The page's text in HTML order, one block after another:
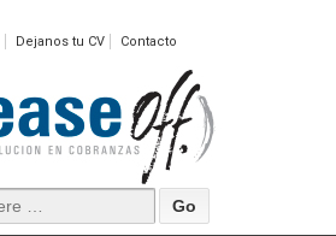
Dejanos tu CV Contacto